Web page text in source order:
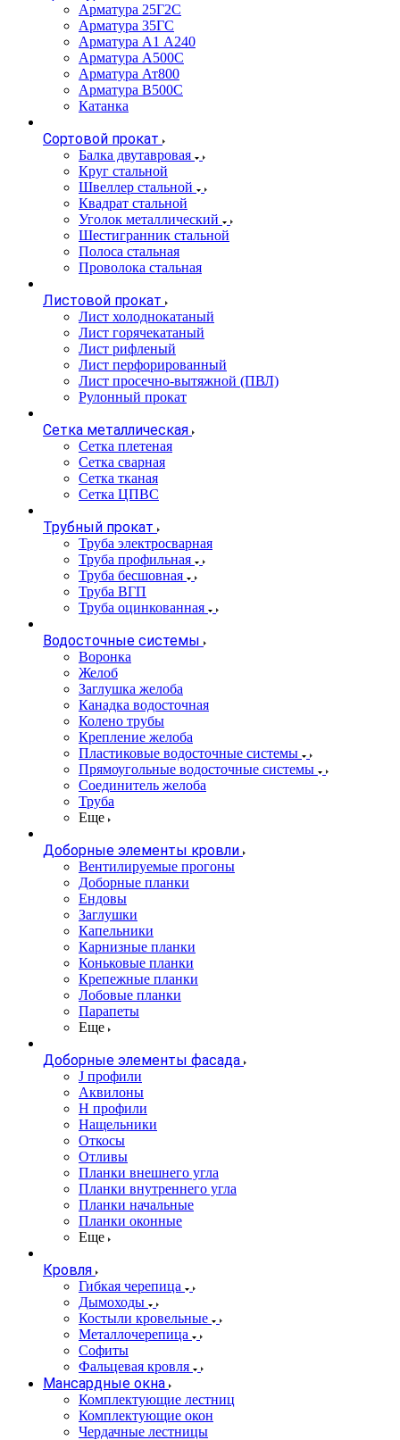
Арматура 25Г2С
Арматура 35ГС
Арматура А1 А240
Арматура А500С
Арматура Ат800
Арматура В500С
Катанка
Сортовой прокат
Балка двутавровая
Круг стальной
Швеллер стальной
Квадрат стальной
Уголок металлический
Шестигранник стальной
Полоса стальная
Проволока стальная
Листовой прокат
Лист холоднокатаный
Лист горячекатаный
Лист рифленый
Лист перфорированный
Лист просечно-вытяжной (ПВЛ)
Рулонный прокат
Сетка металлическая
Сетка плетеная
Сетка сварная
Сетка тканая
Сетка ЦПВС
Трубный прокат
Труба электросварная
Труба профильная
Труба бесшовная
Труба ВГП
Труба оцинкованная
Водосточные системы
Воронка
Желоб
Заглушка желоба
Канадка водосточная
Колено трубы
Крепление желоба
Пластиковые водосточные системы
Прямоугольные водосточные системы
Соединитель желоба
Труба
Еще
Доборные элементы кровли
Вентилируемые прогоны
Доборные планки
Ендовы
Заглушки
Капельники
Карнизные планки
Коньковые планки
Крепежные планки
Лобовые планки
Парапеты
Еще
Доборные элементы фасада
J профили
Аквилоны
Н профили
Нащельники
Откосы
Отливы
Планки внешнего угла
Планки внутреннего угла
Планки начальные
Планки оконные
Еще
Кровля
Гибкая черепица
Дымоходы
Костыли кровельные
Металлочерепица
Софиты
Фальцевая кровля
Мансардные окна
Комплектующие лестниц
Комплектующие окон
Чердачные лестницы